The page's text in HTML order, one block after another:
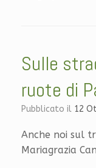
Sulle
ruote di
Pubblicato il 12
Anche noi sul
Mariagrazia